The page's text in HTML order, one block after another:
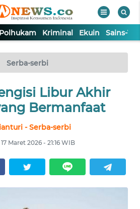
Polhukam Kriminal Ekuin Sains-
Serba-serbi
Libur Akhir
Bermanfaat
- Serba-serbi
Maret 2026 - 21:16 WIB